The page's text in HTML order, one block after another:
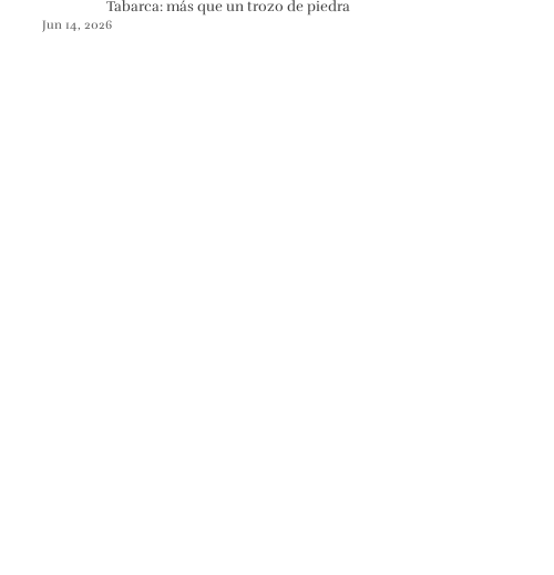
Tabarca: más que un trozo de piedra
Jun 14, 2026